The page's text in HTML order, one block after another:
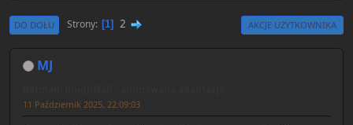
DO DOŁU Strony 1 2 AKCJE UŻYTKOWNIKA
MJ
11 Październik 2025, 22:09:03